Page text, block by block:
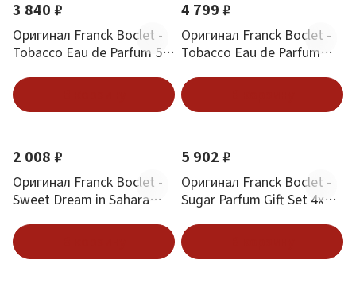
3 840 ₽
Оригинал Franck Boclet -
Tobacco Eau de Parfum 50
4 799 ₽
Оригинал Franck Boclet -
Tobacco Eau de Parfum
2 008 ₽
Оригинал Franck Boclet -
Sweet Dream in Sahara
5 902 ₽
Оригинал Franck Boclet -
Sugar Parfum Gift Set 4x20